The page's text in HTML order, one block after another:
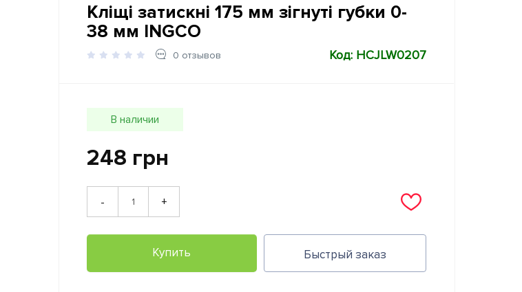
Кліщі затискні 175 мм зігнуті губки 0-
38 мм INGCO
0 отзывов Код: HCJLW0207
В наличии
248 грн
- +
Купить Быстрый заказ